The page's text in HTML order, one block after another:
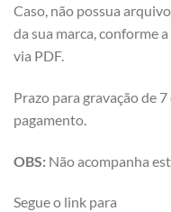
Caso, não possua
da sua marca, conforme
via PDF.
Prazo para gravação de
pagamento.
OBS: Não acompanha
Segue o link para